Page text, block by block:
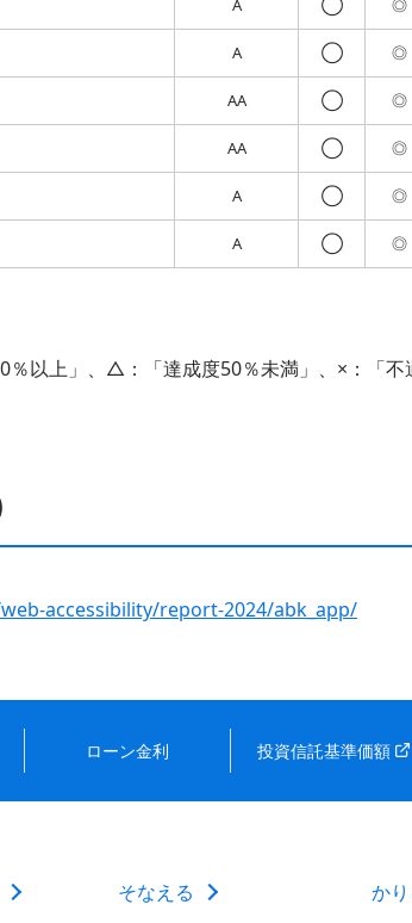
A ◯ ◎
A ◯ ◎
AA ◯ ◎
AA ◯ ◎
A ◯ ◎
A ◯ ◎
以上」、△：「達成度50％未満」、×：「不
accessibility/report-2024/abk_app/
ローン金利 投資信託基準価額
そなえる か